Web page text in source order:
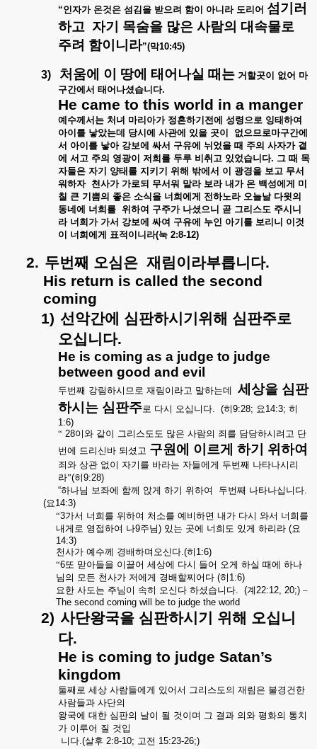
“인자가 온것은 섬김을 받으려 함이 아니라 도리어 섬기러
하고 자기 목숨을 많은 사람의 대속물로
주려 함이니라”(막10:45)
3) 처움에 이 땅에 태어나실 때는 거할곳이 없어 마
구간에서 태어나셨습니다.
He came to this world in a manger
예수께서는 처녀 마리아가 정혼하기전에 성령으로 잉태하여
아이를 낳았는데 당시에 사관에 있을 곳이
없으므로마구간에
서 아이를 낳아 강보에 싸서 구유에 뉘었을 때 주의 사자가 곁
에 서고 주의 영광이 저희를 두루 비취고 있었습니다. 그 때 목
자들은 자기 양태를 지키기 위해 밖에서 이 광경을 보고 무서
워하자 천사가 가로되 무서워 말라 보라 내가 온 백성에게 미
칠 큰 기쁨의 좋은 소식을 너희에게 전하노라 오늘날 다윗의
동네에 너희를 위하여 구주가 나셨으니 곧 그리스도 주시니
라 너희가 가서 강보에 싸여 구유에 누인 아기를 보리니 이것
이
너희에게 표적이니라(눅 2:8-12)
2. 두번째 오심은 재림이라부릅니다.
His return is called the second
coming
1) 선악간에 심판하시기위해 심판주로
오십니다.
He is coming as a judge to judge
between good and evil
두번째 강림하시므로 재림이라고 말하는데 세상을 심판
하시는 심판주로 다시 오십니다. (히9:28; 요14:3; 히
1:6)
“ 28이와 같이 그리스도도 많은 사람의 죄를 담당하시려고 단
번에 드리신바 되셨고 구원에 이르게 하기 위하여
죄와 상관 없이 자기를 바라는 자들에게 두번째 나타나시리
라”(히9:28)
“하나님 보좌에 함께 앉게 하기 위하여 두번째 나타나십니다.
(요14:3)
“3가서 너희를 위하여 처소를 예비하면 내가 다시 와서 너희를
내게로 영접하여 나9주님) 있는 곳에 너희도 있게 하리라 (요
14:3)
천사가 예수께 경배하며오신다.(히 1:6)
“6또 맏아들을 이끌어 세상에 다시 들어 오게 하실 때에 하나
님의 모든 천사가 저에게 경배할찌어다 (히 1:6)
요한 사도는 주님이 속히 오신다 하셨습니다. (계22:12, 20;) –
The second coming will be to judge the world
2) 사단왕국을 심판하시기 위해 오십니
다.
He is coming to judge Satan’s
kingdom
둘째로 세상 사람들에게 있어서 그리스도의 재림은 불경건한
사람들과 사단의
왕국에 대한 심판의 날이 될 것이며 그 결과 의와 평화의 통치
가 이루어 질 것입
니다.(살후 2:8-10; 고전 15:23-26;)